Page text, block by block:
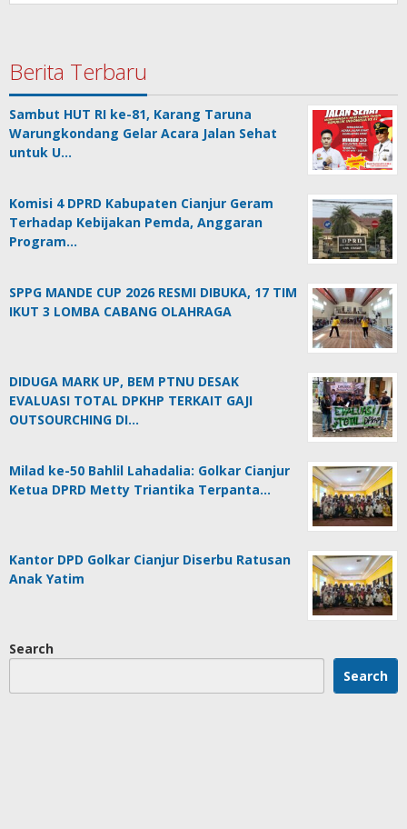
Berita Terbaru
Sambut HUT RI ke-81, Karang Taruna
Warungkondang Gelar Acara Jalan Sehat
untuk U…
Komisi 4 DPRD Kabupaten Cianjur Geram
Terhadap Kebijakan Pemda, Anggaran
Program…
SPPG MANDE CUP 2026 RESMI DIBUKA, 17 TIM
IKUT 3 LOMBA CABANG OLAHRAGA
DIDUGA MARK UP, BEM PTNU DESAK
EVALUASI TOTAL DPKHP TERKAIT GAJI
OUTSOURCHING DI…
Milad ke-50 Bahlil Lahadalia: Golkar Cianjur
Ketua DPRD Metty Triantika Terpanta…
Kantor DPD Golkar Cianjur Diserbu Ratusan
Anak Yatim
Search
Search